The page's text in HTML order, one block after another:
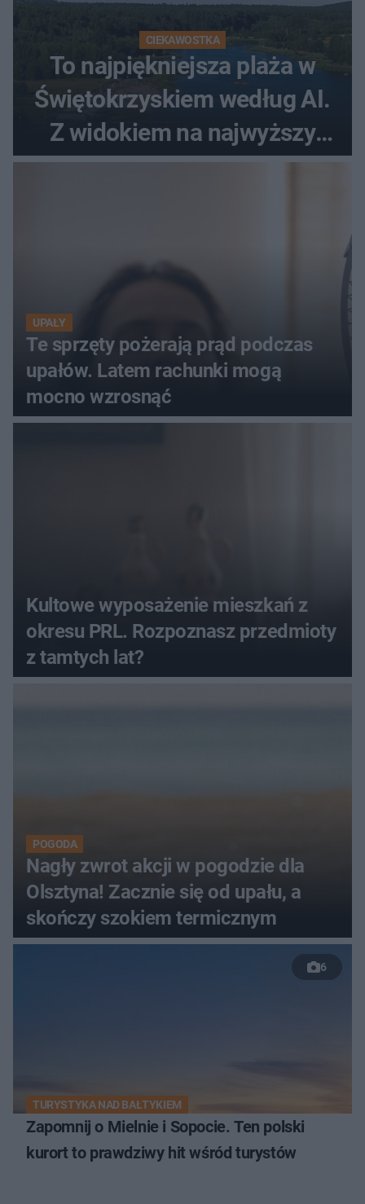
CIEKAWOSTKA
To najpiękniejsza plaża w
Świętokrzyskiem według AI.
Z widokiem na najwyższy
szczyt Gór Świętokrzyskich
UPAŁY
Te sprzęty pożerają prąd podczas
upałów. Latem rachunki mogą
mocno wzrosnąć
Kultowe wyposażenie mieszkań z
okresu PRL. Rozpoznasz przedmioty
z tamtych lat?
POGODA
Nagły zwrot akcji w pogodzie dla
Olsztyna! Zacznie się od upału, a
skończy szokiem termicznym
6
TURYSTYKA NAD BAŁTYKIEM
Zapomnij o Mielnie i Sopocie. Ten polski
kurort to prawdziwy hit wśród turystów